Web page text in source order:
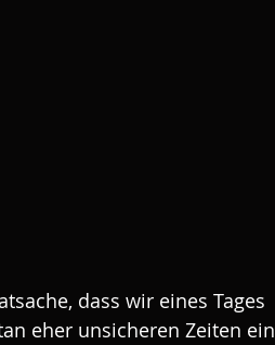
dass wir eines Tages
eher unsicheren Zeiten ein